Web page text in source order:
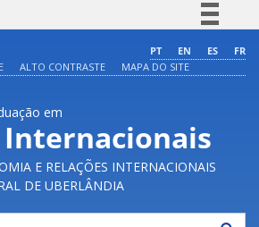
Comunica BR
Acesso à informação
Legislação
PT EN ES
FR
ALTO CONTRASTE MAPA DO SITE
em
Internacionais
E RELAÇÕES INTERNACIONAIS
DE UBERLÂNDIA